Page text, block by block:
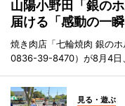
山陽小野田「銀の
届ける「感動の一瞬
焼き肉店「七輪焼肉 銀の
0836-39-8470）が8月4日
見る・遊ぶ